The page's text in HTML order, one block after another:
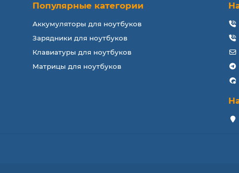
Популярные категории
Аккумуляторы для ноутбуков
Зарядники для ноутбуков
Клавиатуры для ноутбуков
Матрицы для ноутбуков